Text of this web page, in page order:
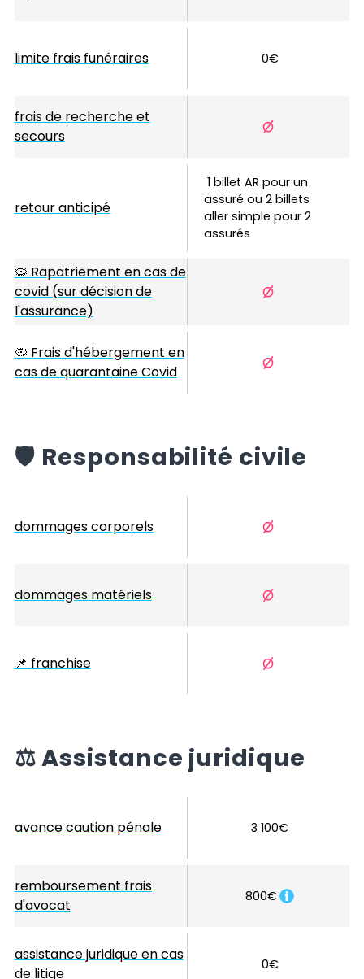
limite frais funéraires 0€
frais de recherche et
secours
retour anticipé
1 billet AR pour un
assuré ou 2 billets
aller simple pour 2
assurés
🦠 Rapatriement en cas de
covid (sur décision de
l'assurance)
🦠 Frais d'hébergement en
cas de quarantaine Covid
️🛡️ Responsabilité civile
dommages corporels
dommages matériels
📌 franchise
⚖️Assistance juridique
avance caution pénale 3 100€
remboursement frais
d'avocat
800€
assistance juridique en cas
de litige
0€